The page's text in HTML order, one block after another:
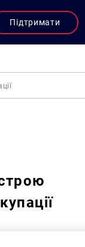
Підтримати